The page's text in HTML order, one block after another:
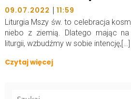
09.07.2022 | 11:59
Liturgia Mszy św. to celebracja
niebo z ziemią. Dlatego mając
liturgii, wzbudźmy w sobie intencję,[…]
Czytaj więcej